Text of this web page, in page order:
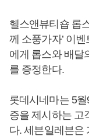
헬스앤뷰티숍 롭
께 소풍가자’ 이
에게 롭스와 배달
를 증정한다.
롯데시네마는 5
증을 제시하는 고
다. 세븐일레븐은